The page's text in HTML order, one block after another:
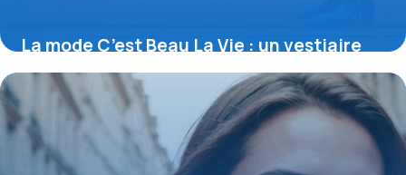
La mode C’est Beau La Vie : un vestiaire
optimiste et accessible pour toutes
16 juin 2026